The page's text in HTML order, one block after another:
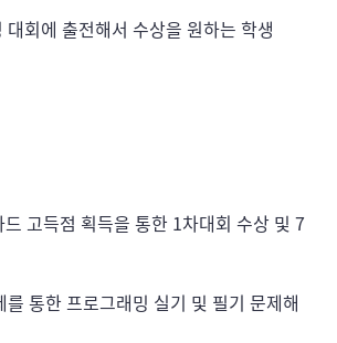
회에 출전해서 수상을 원하는 학생
고득점 획득을 통한 1차대회 수상 및 7
통한 프로그래밍 실기 및 필기 문제해